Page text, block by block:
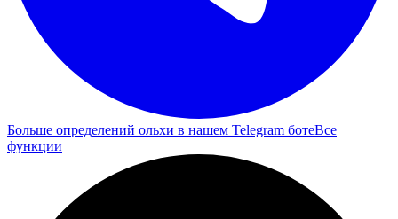
Больше определений ольхи в нашем Telegram ботеВсе
функции